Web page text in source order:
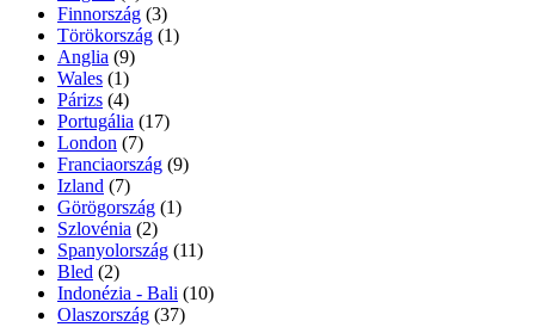
Finnország (3)
Törökország (1)
Anglia (9)
Wales (1)
Párizs (4)
Portugália (17)
London (7)
Franciaország (9)
Izland (7)
Görögország (1)
Szlovénia (2)
Spanyolország (11)
Bled (2)
Indonézia - Bali (10)
Olaszország (37)